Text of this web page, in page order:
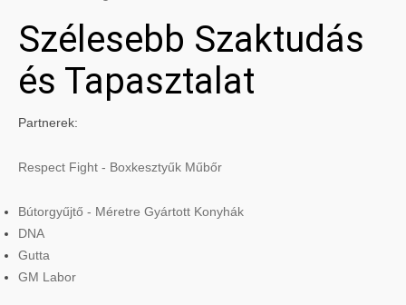
Szélesebb Szaktudás
és Tapasztalat
Partnerek:
Respect Fight - Boxkesztyűk Műbőr
Bútorgyűjtő - Méretre Gyártott Konyhák
DNA
Gutta
GM Labor